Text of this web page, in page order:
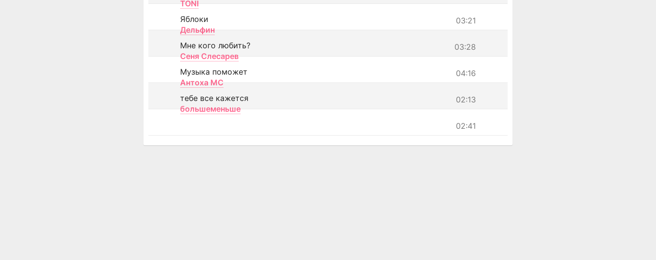
TONI
03:21
Яблоки
Дельфин
03:28
Мне кого любить?
Сеня Слесарев
04:16
Музыка поможет
Антоха МС
02:13
тебе все кажется
большеменьше
02:41